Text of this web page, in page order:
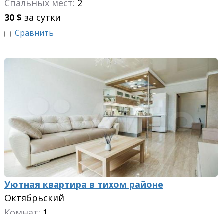
Спальных мест: 2
30 $ за сутки
Сравнить
Уютная квартира в тихом районе
Октябрьский